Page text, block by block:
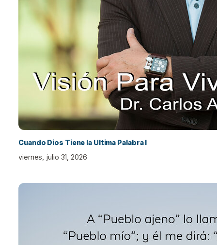
Cuando Dios Tiene la Ultima Palabra I
viernes, julio 31, 2026